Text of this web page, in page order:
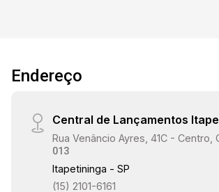
Endereço
Central de Lançamentos
Rua Venâncio Ayres, 41C - Centro,
013
Itapetininga - SP
(15) 2101-6161